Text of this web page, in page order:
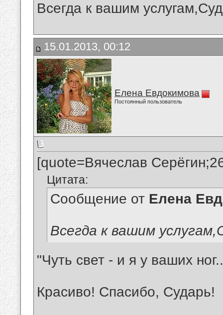
Всегда к вашим
15.01.2013, 00:12
Елена Евдокимова
Постоянный пользователь
[quote=Вячеслав
Цитата:
Сообщение от Елена
Всегда к вашим
"Чуть свет - и я у ваших
Красиво! Спасибо, Сударь!